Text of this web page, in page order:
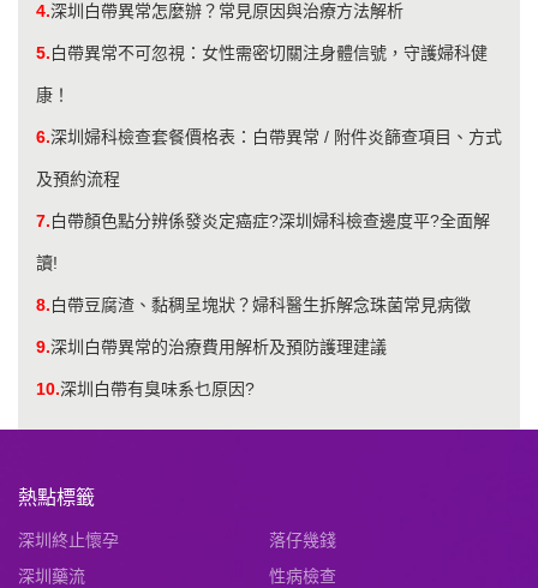
4.深圳白帶異常怎麼辦？常見原因與治療方法解析
5.白帶異常不可忽視：女性需密切關注身體信號，守護婦科健
康！
6.深圳婦科檢查套餐價格表：白帶異常 / 附件炎篩查項目、方式
及預約流程
7.白帶顏色點分辨係發炎定癌症?深圳婦科檢查邊度平?全面解
讀!
8.白帶豆腐渣、黏稠呈塊狀？婦科醫生拆解念珠菌常見病徵
9.深圳白帶異常的治療費用解析及預防護理建議
10.深圳白帶有臭味系乜原因?
熱點標籤
深圳終止懷孕
落仔幾錢
深圳藥流
性病檢查